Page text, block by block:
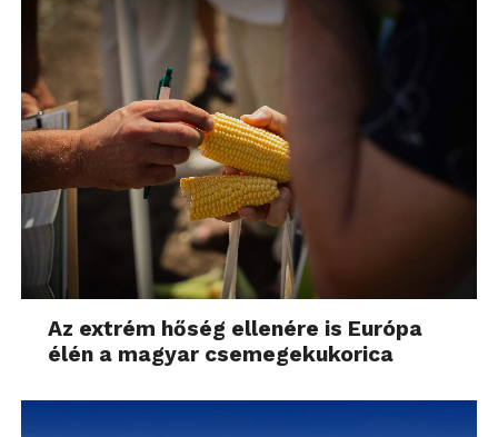
Az extrém hőség ellenére is Európa
élén a magyar csemegekukorica